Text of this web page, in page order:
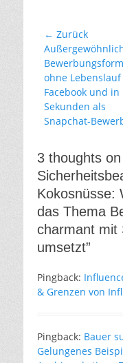
← Zurück
Vorheriger
Beitrag:
ohne
Facebook und in
Sekunden als
Snapchat-
3 thoughts on
Kokosnüsse:
das Thema
charmant mit
umsetzt”
Pingback:
& Grenzen von
Pingback: Bauer
Gelungenes